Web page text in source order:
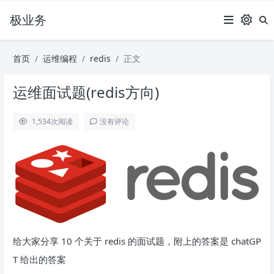
极业务
首页 运维编程 redis 正文
运维面试题(redis方向)
1,534次阅读 没有评论
给大家分享 10 个关于 redis 的面试题，附上的答案是 chatGP
T 给出的答案